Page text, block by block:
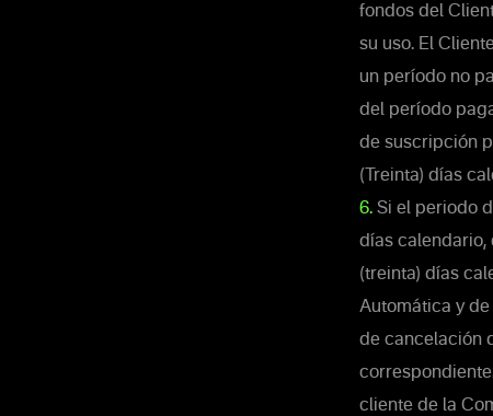
fondos del
su uso. El
un período no
del período
de suscripción
(Treinta) días
6. Si el periodo
días calendario,
(treinta) días
Automática y
de cancelación
cliente de la